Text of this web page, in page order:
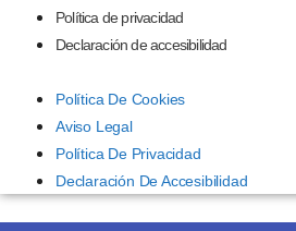
Política de privacidad
Declaración de accesibilidad
Política De Cookies
Aviso Legal
Política De Privacidad
Declaración De Accesibilidad